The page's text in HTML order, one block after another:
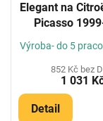
Elegant na
Picasso
Výroba- do 5
852 Kč bez
1 031
Detail